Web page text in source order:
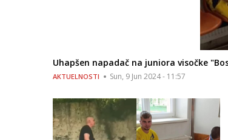
Uhapšen napadač na juniora visočke
AKTUELNOSTI Sun, 9 Jun 2024 - 11:57